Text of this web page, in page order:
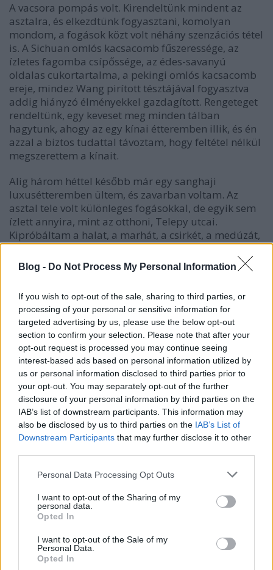
Blog - Do Not Process My Personal Information
If you wish to opt-out of the sale, sharing to third parties, or
processing of your personal or sensitive information for
targeted advertising by us, please use the below opt-out
section to confirm your selection. Please note that after your
opt-out request is processed you may continue seeing
interest-based ads based on personal information utilized by
us or personal information disclosed to third parties prior to
your opt-out. You may separately opt-out of the further
disclosure of your personal information by third parties on the
IAB’s list of downstream participants. This information may
also be disclosed by us to third parties on the IAB’s List of
Downstream Participants that may further disclose it to other
Please note that this website/app uses one or more Google
not limited to your visit or usage behaviour. You may click to
grant or deny consent to Google and its third-party tags to
use your data for below specified purposes in below Google
consent section.
Personal Data Processing Opt Outs
I want to opt-out of the Sharing of my
personal data.
Opted In
I want to opt-out of the Sale of my
Personal Data.
Opted In
A vacsora pompás volt. Kirendeltünk mindent az
asztalra, és elkezdtünk fogyasztani, komolyan
mondom, a fogások közt volt néhány szenzációs tétel
is. A Sichuan omlós kacsacomb fűszeressége, az
ízletes fagomba csípőssége, az édes-savanyú
oldalas cukortartalma, a pekingi omlós kacsacomb
ereje, mindez Wang pirított tésztájával fogyasztva
addig hiányzó élményekkel gazdagított. Rengeteget
rendeltünk, egy keveset meg minden tálban
hagytunk, ahogy az egy kínai étteremben illik, és én
azzal a biztos tudattal távoztam, hogy feltétel nélkül
megszerettem a kínait.
Alig három héttel később már egy sanghaji
luxusétteremben ültem, és zavarban voltam. Az
asztal tele volt különleges fogásokkal, de egyik sem
ízlett annyira, mint az otthoni, Telepy utcai.
Kipróbáltam a halat, a marhát, a csirkét, a medúzát,
ettem mindent, amit tudtam, mégsem jött a katarzis.
Tudom, mire gondolsz, hogy itthon az
agyonfinomított, európai ízléshez csiszolt kínai
konyhával ismerkedtem meg, és hogy az eredeti,
erőteljes ízeket egyszerűen nem értettem, de a
helyzet az, hogy a szituáció pont fordított volt:
Wangnál mindennek eszeveszett íze volt, olyan
fűszeres fogásokkal találkoztam, hogy a falatok